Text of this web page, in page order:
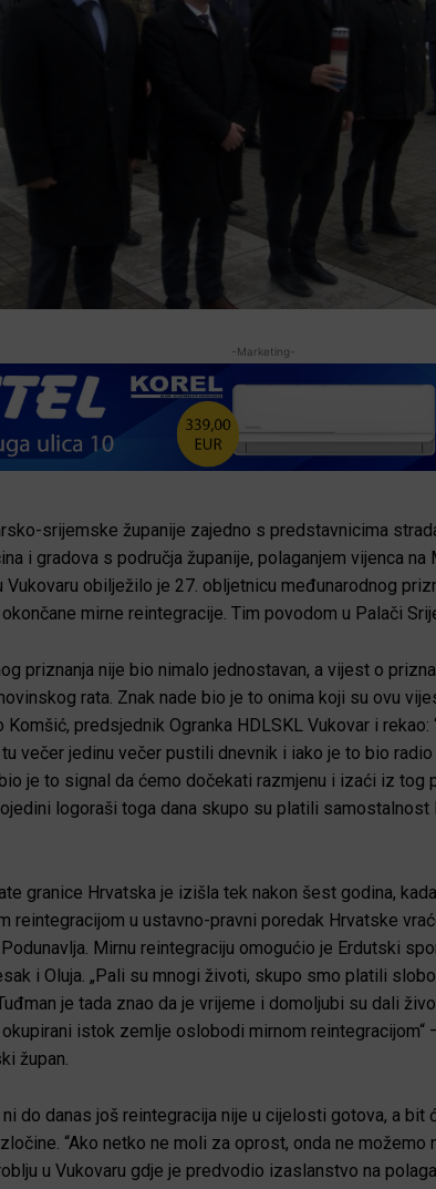
-Marketing-
srijemske županije zajedno s predstavnicima
i gradova s područja županije, polaganjem vijenca
Vukovaru obilježilo je 27. obljetnicu međunarodnog
mirne reintegracije. Tim povodom u Palači
priznanja nije bio nimalo jednostavan, a vijest o
rata. Znak nade bio je to onima koji su ovu
Komšić, predsjednik Ogranka HDLSKL Vukovar i rekao:
večer jedinu večer pustili dnevnik i iako je to bio
je to signal da ćemo dočekati razmjenu i izaći iz tog
logoraši toga dana skupo su platili samostalnost
granice Hrvatska je izišla tek nakon šest godina,
reintegracijom u ustavno-pravni poredak Hrvatske
Mirnu reintegraciju omogućio je Erdutski
i Oluja. „Pali su mnogi životi, skupo smo platili
je tada znao da je vrijeme i domoljubi su dali
istok zemlje oslobodi mirnom reintegracijom“
župan.
do danas još reintegracija nije u cijelosti gotova, a bit
. “Ako netko ne moli za oprost, onda ne
u Vukovaru gdje je predvodio izaslanstvo na